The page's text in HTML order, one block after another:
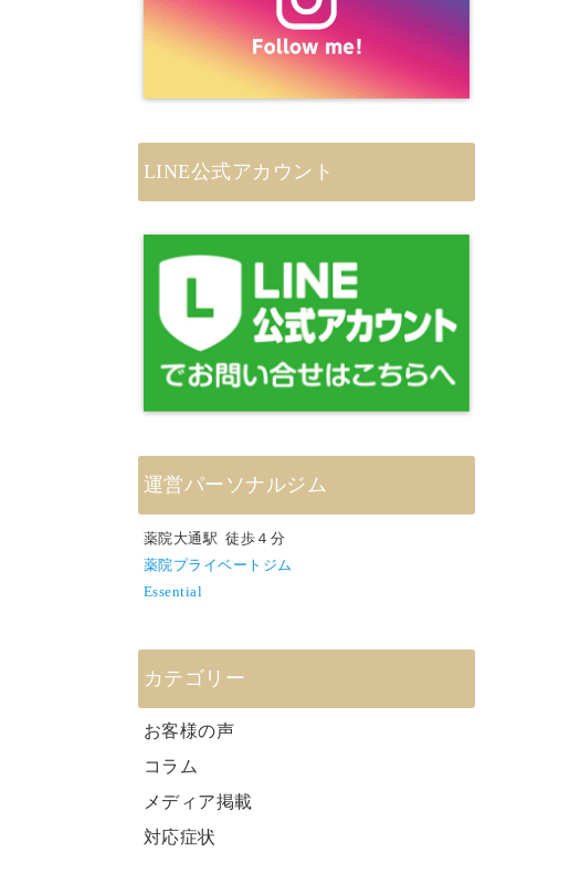
LINE公式アカウント
運営パーソナルジム
薬院大通駅 徒歩４分
薬院プライベートジム
Essential
カテゴリー
お客様の声
コラム
メディア掲載
対応症状